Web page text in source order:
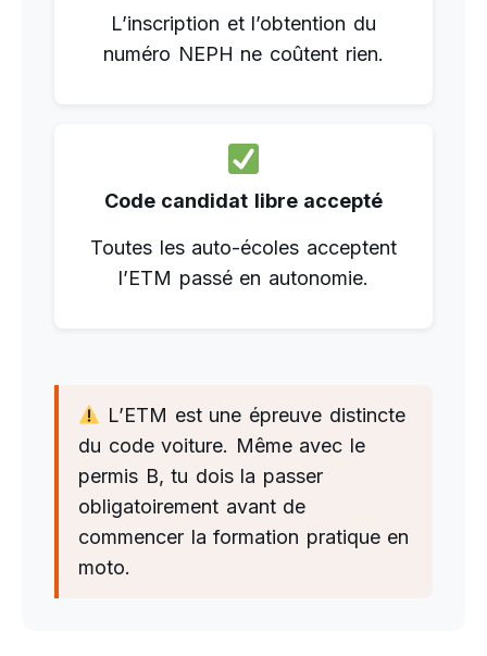
L’inscription et l’obtention du
numéro NEPH ne coûtent rien.
Code candidat libre accepté
Toutes les auto-écoles acceptent
l’ETM passé en autonomie.
L’ETM est une épreuve distincte
du code voiture. Même avec le
permis B, tu dois la passer
obligatoirement avant de
commencer la formation pratique en
moto.